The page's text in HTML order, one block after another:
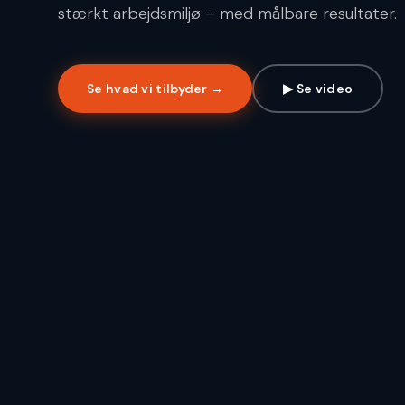
stærkt arbejdsmiljø – med målbare resultater.
Se hvad vi tilbyder → ▶ Se video